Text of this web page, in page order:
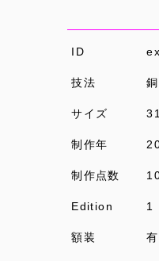
ID
技法
サイズ
制作年
制作点数
Edition 1
額装